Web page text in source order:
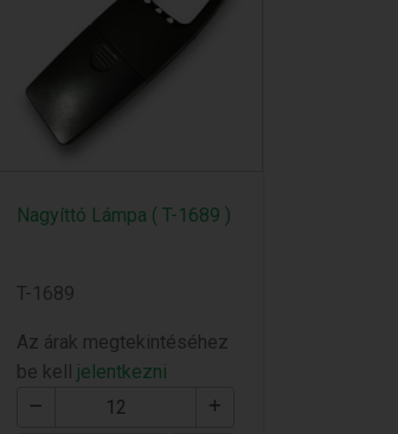
Nagyíttó Lámpa ( T-1689 )
T-1689
Az árak megtekintéséhez
be kell jelentkezni